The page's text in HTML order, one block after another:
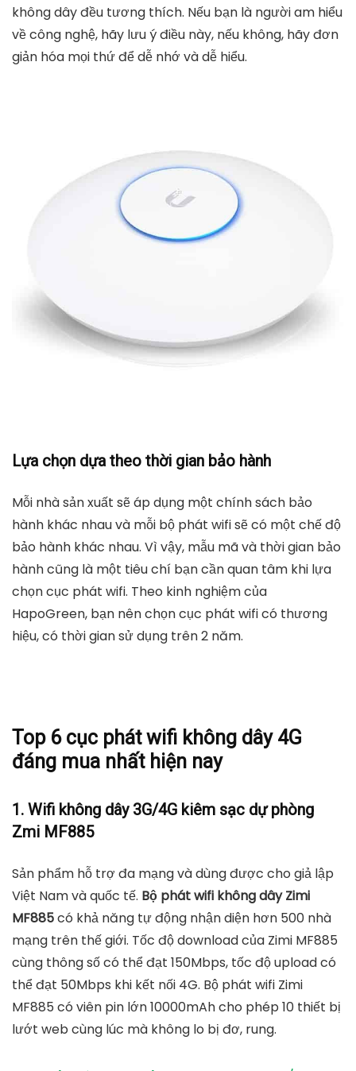
không dây đều tương thích. Nếu bạn là người am hiểu
về công nghệ, hãy lưu ý điều này, nếu không, hãy đơn
giản hóa mọi thứ để dễ nhớ và dễ hiểu.
Lựa chọn dựa theo thời gian bảo hành
Mỗi nhà sản xuất sẽ áp dụng một chính sách bảo
hành khác nhau và mỗi bộ phát wifi sẽ có một chế độ
bảo hành khác nhau. Vì vậy, mẫu mã và thời gian bảo
hành cũng là một tiêu chí bạn cần quan tâm khi lựa
chọn cục phát wifi. Theo kinh nghiệm của
HapoGreen, bạn nên chọn cục phát wifi có thương
hiệu, có thời gian sử dụng trên 2 năm.
Top 6 cục phát wifi không dây 4G
đáng mua nhất hiện nay
1. Wifi không dây 3G/4G kiêm sạc dự phòng
Zmi MF885
Sản phẩm hỗ trợ đa mạng và dùng được cho giả lập
Việt Nam và quốc tế. Bộ phát wifi không dây Zimi
MF885có khả năng tự động nhận diện hơn 500 nhà
mạng trên thế giới. Tốc độ download của Zimi MF885
cùng thông số có thể đạt 150Mbps, tốc độ upload có
thể đạt 50Mbps khi kết nối 4G. Bộ phát wifi Zimi
MF885 có viên pin lớn 10000mAh cho phép 10 thiết bị
lướt web cùng lúc mà không lo bị đơ, rung.